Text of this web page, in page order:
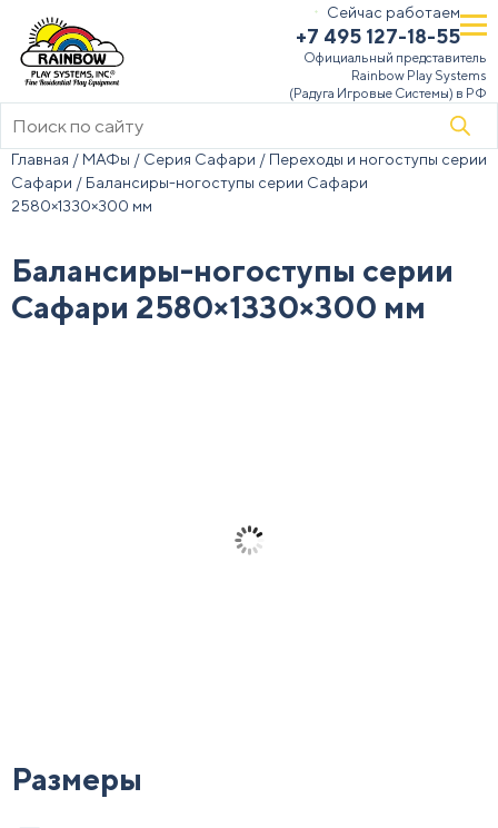
Сейчас работаем
+7 495 127-18-55
Официальный представитель
Rainbow Play Systems
(Радуга Игровые Системы) в РФ
Поиск
товаров
Главная / МАФы / Серия Сафари / Переходы и ногоступы серии
Сафари / Балансиры-ногоступы серии Сафари
2580×1330×300 мм
Балансиры-ногоступы серии
Сафари 2580×1330×300 мм
Размеры